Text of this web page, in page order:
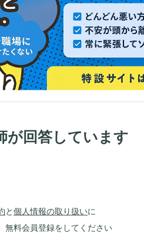
が回答しています
と個人情報の取り扱いに
無料会員登録をしてください